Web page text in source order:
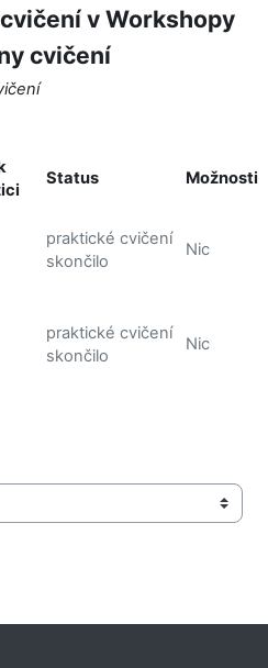
v Workshopy
cvičení
Status
Možnosti
praktické cvičení
skončilo
Nic
praktické cvičení
skončilo
Nic